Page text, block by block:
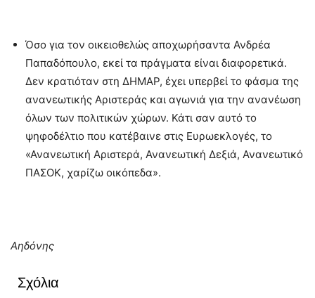
Όσο για τον οικειοθελώς αποχωρήσαντα Ανδρέα
Παπαδόπουλο, εκεί τα πράγματα είναι διαφορετικά.
Δεν κρατιόταν στη ΔΗΜΑΡ, έχει υπερβεί το φάσμα της
ανανεωτικής Αριστεράς και αγωνιά για την ανανέωση
όλων των πολιτικών χώρων. Κάτι σαν αυτό το
ψηφοδέλτιο που κατέβαινε στις Ευρωεκλογές, το
«Ανανεωτική Αριστερά, Ανανεωτική Δεξιά, Ανανεωτικό
ΠΑΣΟΚ, χαρίζω οικόπεδα».
Αηδόνης
Σχόλια